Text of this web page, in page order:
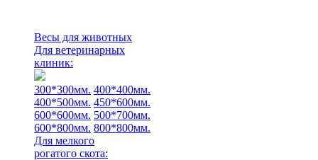
Весы для животных
Для ветеринарных
клиник:
300*300мм. 400*400мм.
400*500мм. 450*600мм.
600*600мм. 500*700мм.
600*800мм. 800*800мм.
Для мелкого
рогатого скота: